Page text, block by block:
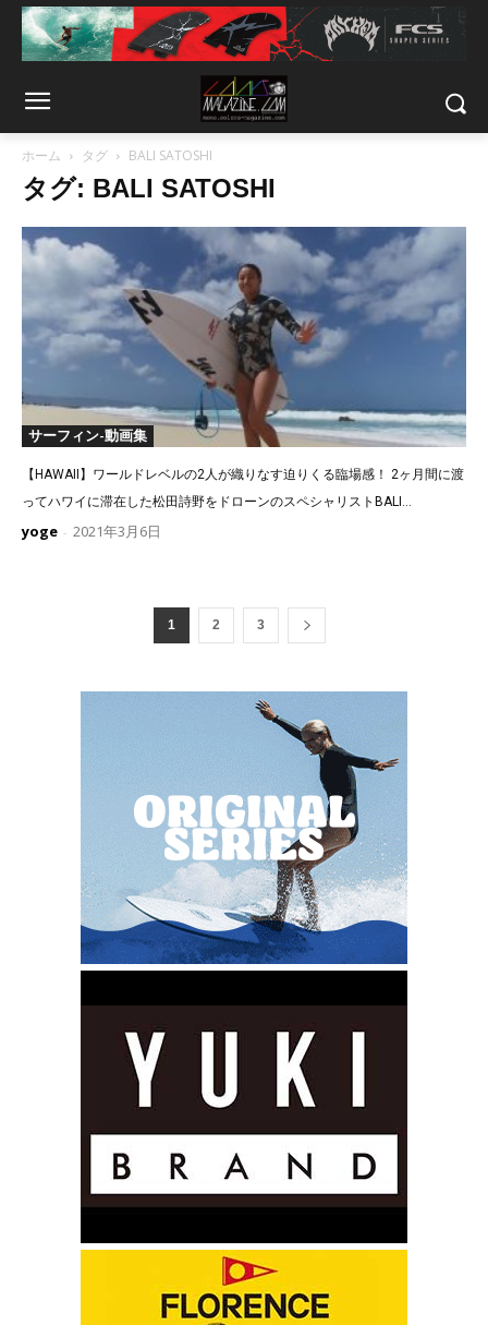
ホーム タグ BALI SATOSHI
タグ: BALI SATOSHI
サーフィン-動画集
【HAWAII】ワールドレベルの2人が織りなす迫りくる臨場感！ 2ヶ月間に渡
ってハワイに滞在した松田詩野をドローンのスペシャリストBALI...
yoge - 2021年3月6日
1 2 3